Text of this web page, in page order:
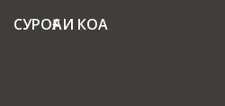
СУРОҒАИ КОА